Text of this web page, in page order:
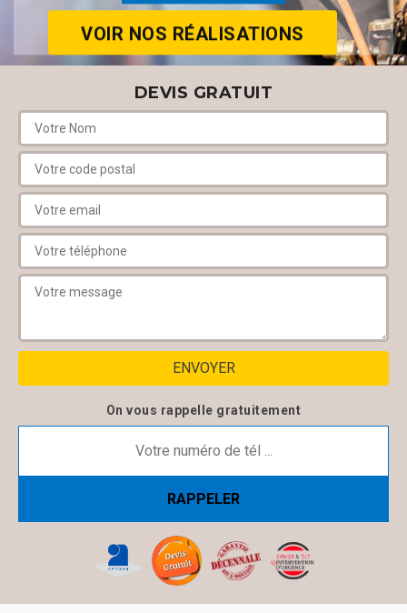
VOIR NOS RÉALISATIONS
DEVIS GRATUIT
On vous rappelle gratuitement